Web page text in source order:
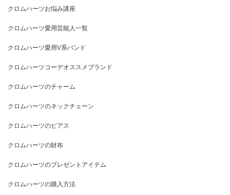
クロムハーツお悩み講座
クロムハーツ愛用芸能人一覧
クロムハーツ愛用V系バンド
クロムハーツコーデオススメブランド
クロムハーツのチャーム
クロムハーツのネックチェーン
クロムハーツのピアス
クロムハーツの財布
クロムハーツのプレゼントアイテム
クロムハーツの購入方法